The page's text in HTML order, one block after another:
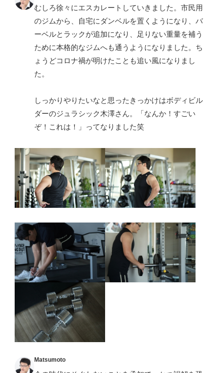
むしろ徐々にエスカレートしていきました。市民用
のジムから、自宅にダンベルを置くようになり、バ
ーベルとラックが追加になり、足りない重量を補う
ために本格的なジムへも通うようになりました。ち
ょうどコロナ禍が明けたことも追い風になりまし
た。
しっかりやりたいなと思ったきっかけはボディビル
ダーのジュラシック木澤さん。「なんか！すごい
ぞ！これは！」ってなりました笑
Matsumoto